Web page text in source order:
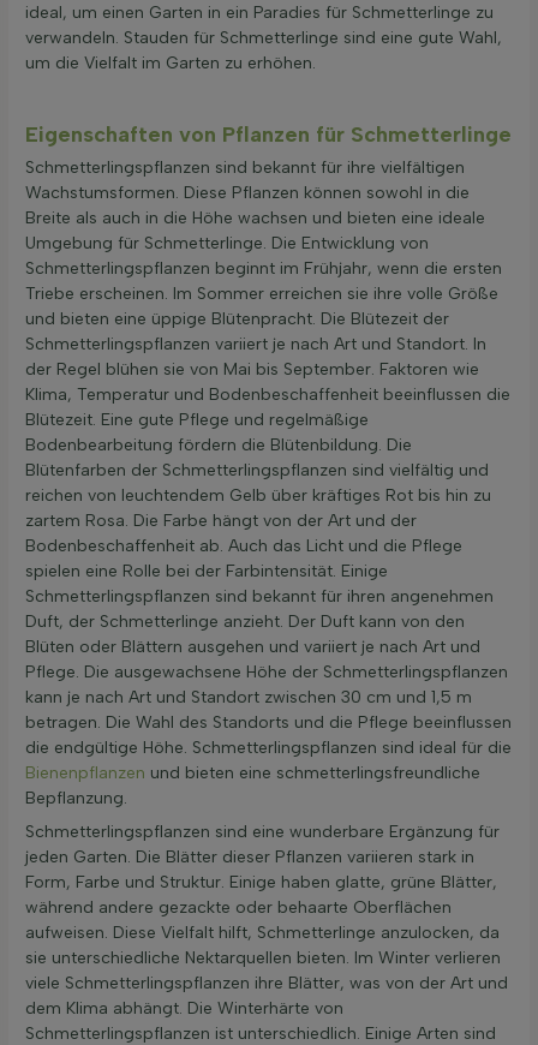
ideal, um einen Garten in ein Paradies für Schmetterlinge zu
verwandeln. Stauden für Schmetterlinge sind eine gute Wahl,
um die Vielfalt im Garten zu erhöhen.
Eigenschaften von Pflanzen für Schmetterlinge
Schmetterlingspflanzen sind bekannt für ihre vielfältigen
Wachstumsformen. Diese Pflanzen können sowohl in die
Breite als auch in die Höhe wachsen und bieten eine ideale
Umgebung für Schmetterlinge. Die Entwicklung von
Schmetterlingspflanzen beginnt im Frühjahr, wenn die ersten
Triebe erscheinen. Im Sommer erreichen sie ihre volle Größe
und bieten eine üppige Blütenpracht. Die Blütezeit der
Schmetterlingspflanzen variiert je nach Art und Standort. In
der Regel blühen sie von Mai bis September. Faktoren wie
Klima, Temperatur und Bodenbeschaffenheit beeinflussen die
Blütezeit. Eine gute Pflege und regelmäßige
Bodenbearbeitung fördern die Blütenbildung. Die
Blütenfarben der Schmetterlingspflanzen sind vielfältig und
reichen von leuchtendem Gelb über kräftiges Rot bis hin zu
zartem Rosa. Die Farbe hängt von der Art und der
Bodenbeschaffenheit ab. Auch das Licht und die Pflege
spielen eine Rolle bei der Farbintensität. Einige
Schmetterlingspflanzen sind bekannt für ihren angenehmen
Duft, der Schmetterlinge anzieht. Der Duft kann von den
Blüten oder Blättern ausgehen und variiert je nach Art und
Pflege. Die ausgewachsene Höhe der Schmetterlingspflanzen
kann je nach Art und Standort zwischen 30 cm und 1,5 m
betragen. Die Wahl des Standorts und die Pflege beeinflussen
die endgültige Höhe. Schmetterlingspflanzen sind ideal für die
Bienenpflanzen und bieten eine schmetterlingsfreundliche
Bepflanzung.
Schmetterlingspflanzen sind eine wunderbare Ergänzung für
jeden Garten. Die Blätter dieser Pflanzen variieren stark in
Form, Farbe und Struktur. Einige haben glatte, grüne Blätter,
während andere gezackte oder behaarte Oberflächen
aufweisen. Diese Vielfalt hilft, Schmetterlinge anzulocken, da
sie unterschiedliche Nektarquellen bieten. Im Winter verlieren
viele Schmetterlingspflanzen ihre Blätter, was von der Art und
dem Klima abhängt. Die Winterhärte von
Schmetterlingspflanzen ist unterschiedlich. Einige Arten sind